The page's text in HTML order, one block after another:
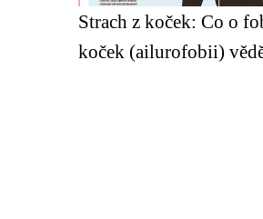
Strach z koček: Co o
koček (ailurofobii)